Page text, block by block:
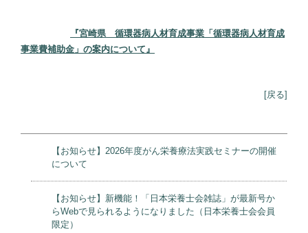
『宮崎県 循環器病人材育成事業「循環器病人材育成
事業費補助金」の案内について』
[戻る]
【お知らせ】2026年度がん栄養療法実践セミナーの開催
について
【お知らせ】新機能！「日本栄養士会雑誌」が最新号か
らWebで見られるようになりました（日本栄養士会会員
限定）